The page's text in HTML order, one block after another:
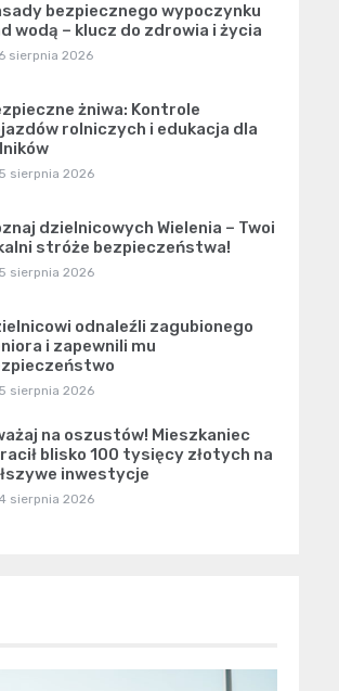
bezpiecznego wypoczynku
wodą – klucz do zdrowia i życia
6 sierpnia 2026
żniwa: Kontrole
rolniczych i edukacja dla
5 sierpnia 2026
dzielnicowych Wielenia – Twoi
stróże bezpieczeństwa!
5 sierpnia 2026
odnaleźli zagubionego
i zapewnili mu
5 sierpnia 2026
na oszustów! Mieszkaniec
blisko 100 tysięcy złotych na
inwestycje
sierpnia 2026